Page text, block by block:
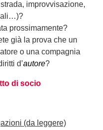
improvvisazione,
prossimamente?
già la prova che un
o una compagnia
d’autore?
di socio
(da leggere)